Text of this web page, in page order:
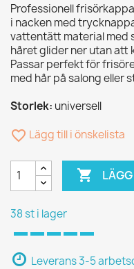
Professionell
i nacken med
vattentätt material med
håret glider ner utan att
Passar perfekt för
med hår på salong eller
Storlek: universell
favorite_border Lägg till i önskelista

38 st i lager
Leverans 3-5